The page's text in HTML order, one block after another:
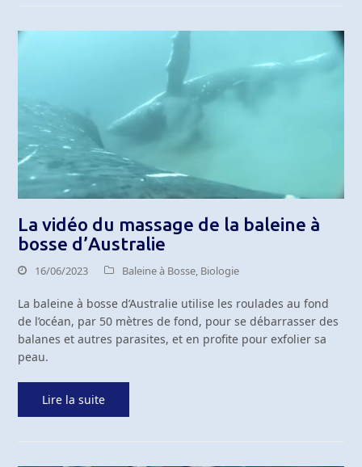
La vidéo du massage de la baleine à
bosse d’Australie
16/06/2023 Baleine à Bosse, Biologie
La baleine à bosse d’Australie utilise les roulades au fond
de l’océan, par 50 mètres de fond, pour se débarrasser des
balanes et autres parasites, et en profite pour exfolier sa
peau.
Lire la suite